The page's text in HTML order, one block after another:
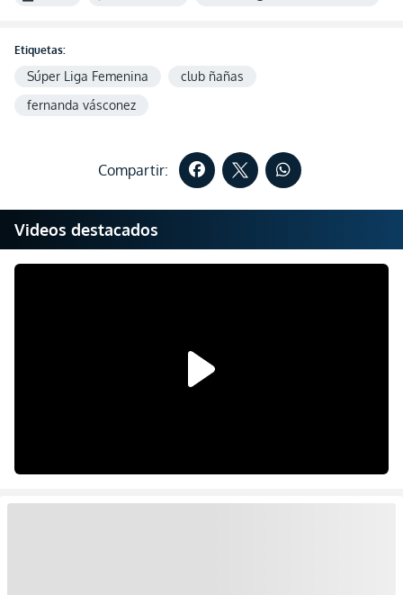
Etiquetas:
Súper Liga Femenina
club ñañas
fernanda vásconez
Compartir:
Videos destacados